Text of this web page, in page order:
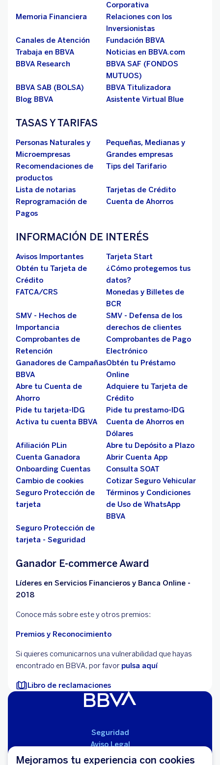
Mejoramos tu experiencia con cookies
Corporativa
Memoria Financiera
Relaciones con los
Inversionistas
Canales de Atención
Fundación BBVA
Trabaja en BBVA
Noticias en BBVA.com
BBVA Research
BBVA SAF (FONDOS
MUTUOS)
BBVA SAB (BOLSA)
BBVA Titulizadora
Blog BBVA
Asistente Virtual Blue
TASAS Y TARIFAS
Personas Naturales y
Microempresas
Pequeñas, Medianas y
Grandes empresas
Recomendaciones de
productos
Tips del Tarifario
Lista de notarias
Tarjetas de Crédito
Reprogramación de
Pagos
Cuenta de Ahorros
INFORMACIÓN DE INTERÉS
Avisos Importantes
Tarjeta Start
Obtén tu Tarjeta de
Crédito
¿Cómo protegemos tus
datos?
FATCA/CRS
Monedas y Billetes de
BCR
SMV - Hechos de
Importancia
SMV - Defensa de los
derechos de clientes
Comprobantes de
Retención
Comprobantes de Pago
Electrónico
Ganadores de Campañas
BBVA
Obtén tu Préstamo
Online
Abre tu Cuenta de
Ahorro
Adquiere tu Tarjeta de
Crédito
Pide tu tarjeta-IDG
Pide tu prestamo-IDG
Activa tu cuenta BBVA
Cuenta de Ahorros en
Dólares
Afiliación PLin
Abre tu Depósito a Plazo
Cuenta Ganadora
Abrir Cuenta App
Onboarding Cuentas
Consulta SOAT
Cambio de cookies
Cotizar Seguro Vehicular
Seguro Protección de
tarjeta
Términos y Condiciones
de Uso de WhatsApp
BBVA
Seguro Protección de
tarjeta - Seguridad
Ganador E-commerce Award
Líderes en Servicios Financieros y Banca Online -
2018
Conoce más sobre este y otros premios:
Premios y Reconocimiento
Si quieres comunicarnos una vulnerabilidad que hayas
encontrado en BBVA, por favor pulsa aquí
Libro de reclamaciones
Seguridad
Aviso Legal
Cláusulas Generales de Contratación